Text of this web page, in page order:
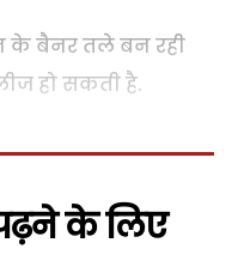
के बैनर तले बन रही
हो सकती है.
के लिए